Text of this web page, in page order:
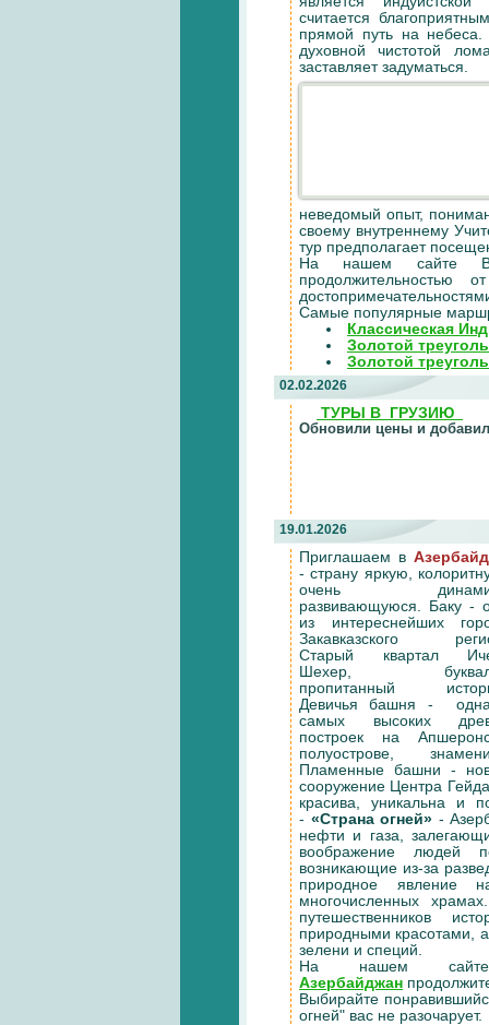
считается
прямой путь на
духовной чистотой
заставляет задуматься.
неведомый опыт,
своему внутреннему
тур предполагает
На нашем сайте
Самые популярные
Классическая
Золотой
Золотой
02.02.2026
ТУРЫ В ГРУЗИЮ
Обновили цены и
19.01.2026
Приглашаем в
- страну яркую,
очень
развивающуюся. Баку -
из интереснейших
Закавказского
Старый квартал
Шехер,
пропитанный
Девичья башня -
самых высоких
построек на
полуострове,
Пламенные башни -
сооружение Центра
красива, уникальна и
- «Страна огней» -
нефти и газа,
воображение людей
возникающие из-за
природное явление
многочисленных
путешественников
природными красотами,
зелени и специй.
На нашем
Азербайджан
Выбирайте
огней" вас не разочарует.